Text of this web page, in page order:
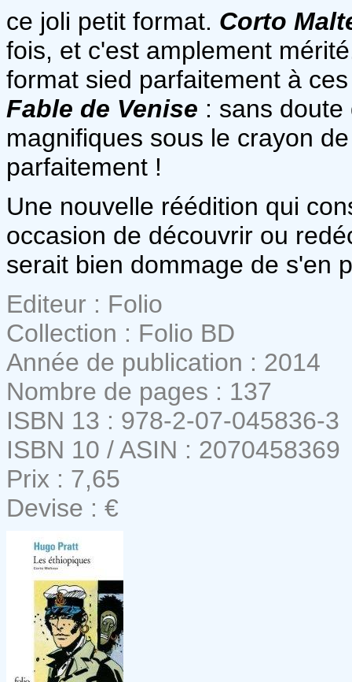
ce joli petit format. Corto
fois, et c'est amplement
format sied parfaitement à
Fable de Venise : sans
magnifiques sous le crayon
parfaitement !
Une nouvelle réédition qui
occasion de découvrir ou
serait bien dommage de s'en
Editeur : Folio
Collection : Folio BD
Année de publication : 2014
Nombre de pages : 137
ISBN 13 : 978-2-07-045836-3
ISBN 10 / ASIN : 2070458369
Prix : 7,65
Devise : €